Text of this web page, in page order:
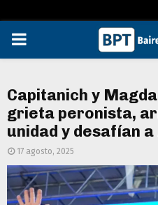
PRIMARY
Capitanich y
grieta peronista,
unidad y desafían a
17 agosto, 2025